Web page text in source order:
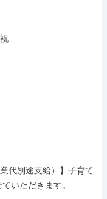
代別途支給）】子育て
いただきます。